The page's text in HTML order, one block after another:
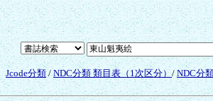
Jcode分類/NDC分類 類目表（1次区分）/NDC分